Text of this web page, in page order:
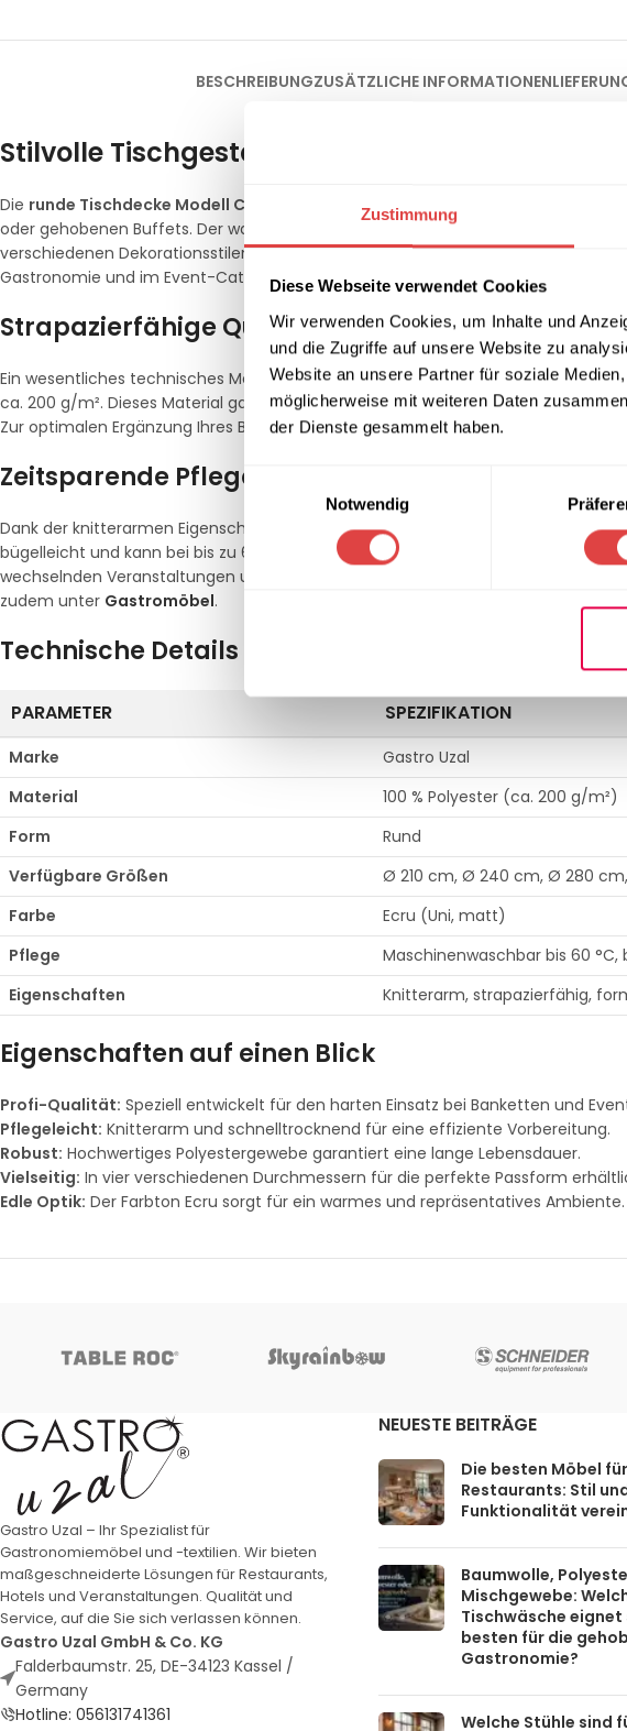
Zustimmung
Diese Webseite verwendet Cookies
Wir verwenden Cookies, um Inhalte und
und die Zugriffe auf unsere Website zu
Website an unsere Partner für soziale
möglicherweise mit weiteren Daten
der Dienste gesammelt haben.
Einwilligungsauswahl
Notwendig
BESCHREIBUNGZUSÄTZLICHE INFORMATIONEN
Stilvolle Tischgestaltung für festliche Bankette
Die runde Tischdecke Modell Catering
in dezentem Ecru ist das ideale
oder gehobenen Buffets. Der warme Naturton verleiht jedem Raum eine
verschiedenen Dekorationsstilen kombinieren. Dank der strapazierfähigen
Gastronomie und im Event-Catering konfektioniert. Weitere hochwertige
Strapazierfähige Qualität für höchste Ansprüche
Ein wesentliches technisches Merkmal dieserTischwäscheist die Fertigung aus
ca. 200 g/m². Dieses Material garantiert eine hohe Formstabilität und
Zur optimalen Ergänzung Ihres Buffets empfehlen wir unsere Auswahl im Bereich
Zeitsparende Pflege für effiziente Abläufe
Dank der knitterarmen Eigenschaften des Materials lässt sich die Tischdecke
bügelleicht und kann bei bis zu 60 °C in der Maschine gereinigt werden. Das
wechselnden Veranstaltungen und sorgt stets für einen makellosen Auftritt Ihrer
zudem unter Gastromöbel.
Technische Details im Überblick
PARAMETER SPEZIFIKATION
Marke
Gastro Uzal
Material
100 % Polyester (ca. 200 g/m²)
Form
Rund
Verfügbare Größen
Ø 210 cm, Ø 240 cm, Ø 280
Farbe
Ecru (Uni, matt)
Pflege
Maschinenwaschbar bis 60 °C,
Eigenschaften
Knitterarm, strapazierfähig,
Eigenschaften auf einen Blick
Profi-Qualität: Speziell entwickelt für den harten Einsatz bei Banketten und
Pflegeleicht: Knitterarm und schnelltrocknend für eine effiziente Vorbereitung.
Robust: Hochwertiges Polyestergewebe garantiert eine lange Lebensdauer.
Vielseitig: In vier verschiedenen Durchmessern für die perfekte Passform
Edle Optik: Der Farbton Ecru sorgt für ein warmes und repräsentatives Ambiente.
Gastro Uzal – Ihr Spezialist für
Gastronomiemöbel und -textilien. Wir bieten
maßgeschneiderte Lösungen für Restaurants,
Hotels und Veranstaltungen. Qualität und
Service, auf die Sie sich verlassen können.
Gastro Uzal GmbH & Co. KG
Falderbaumstr. 25, DE-34123 Kassel /
Germany
Hotline: 056131741361
NEUESTE BEITRÄGE
Die besten Möbel für
Restaurants: Stil
Funktionalität
Baumwolle,
Mischgewebe:
Tischwäsche eignet
besten für die
Gastronomie?
Welche Stühle sind